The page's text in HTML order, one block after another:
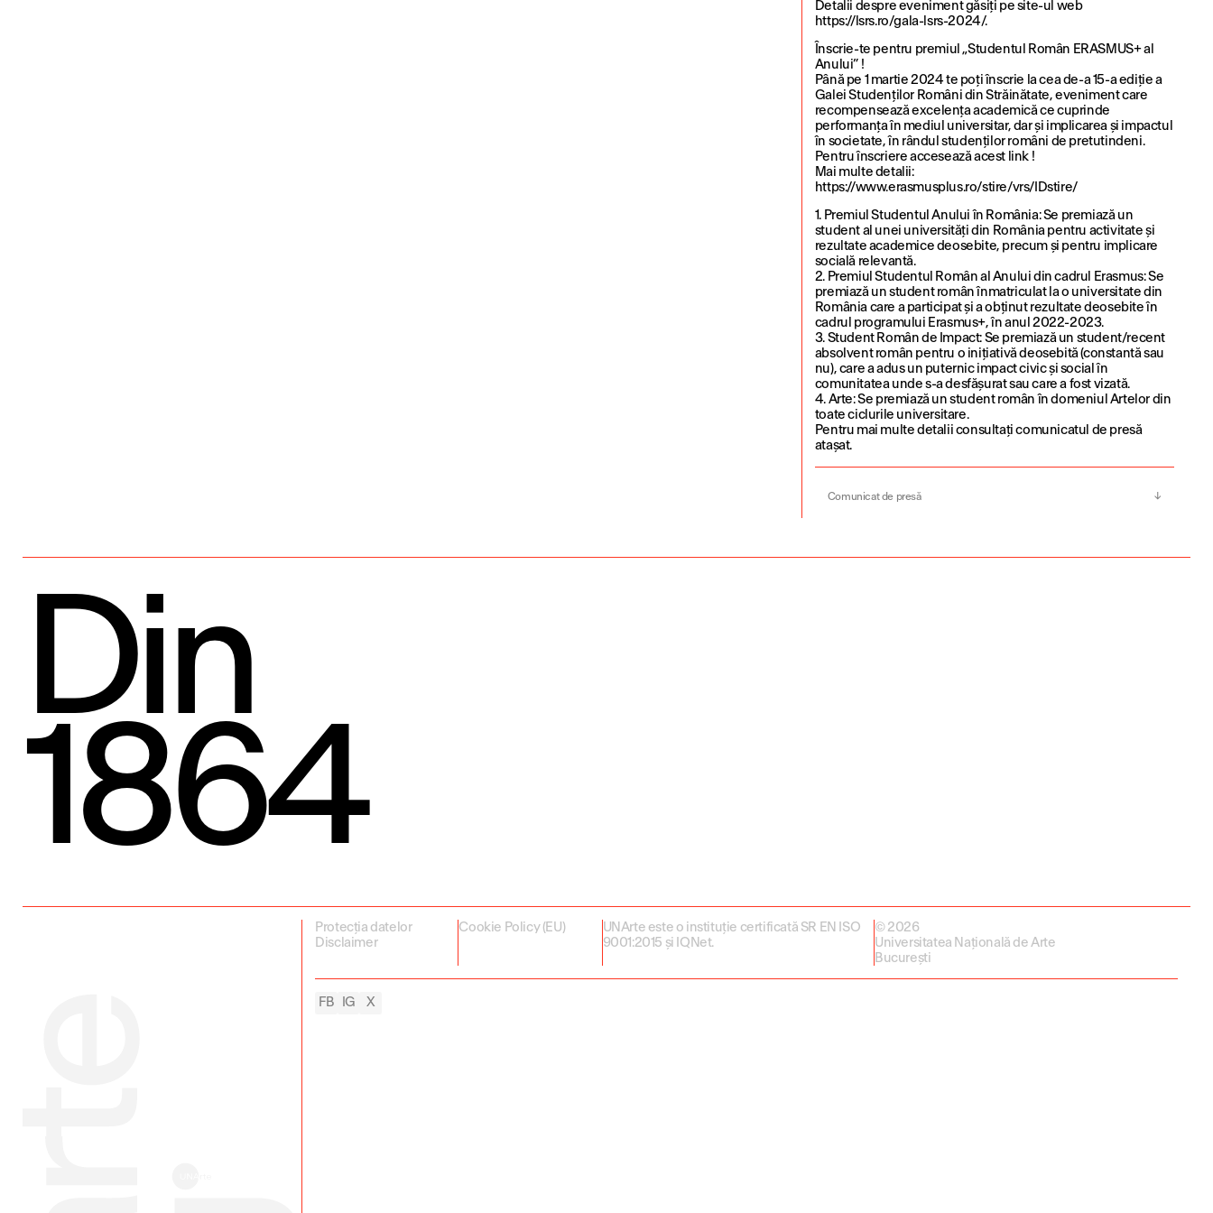
Detalii despre eveniment găsiți pe site-ul web
https://lsrs.ro/gala-lsrs-2024/.
Înscrie-te pentru premiul „Studentul Român ERASMUS+ al
Anului” !
Până pe 1 martie 2024 te poți înscrie la cea de-a 15-a ediție a
Galei Studenților Români din Străinătate, eveniment care
recompensează excelența academică ce cuprinde
performanța în mediul universitar, dar și implicarea și impactul
în societate, în rândul studenților români de pretutindeni.
Pentru înscriere accesează acest link !
Mai multe detalii:
https://www.erasmusplus.ro/stire/vrs/IDstire/
1. Premiul Studentul Anului în România: Se premiază un
student al unei universități din România pentru activitate și
rezultate academice deosebite, precum și pentru implicare
socială relevantă.
2. Premiul Studentul Român al Anului din cadrul Erasmus: Se
premiază un student român înmatriculat la o universitate din
România care a participat și a obținut rezultate deosebite în
cadrul programului Erasmus+, în anul 2022-2023.
3. Student Român de Impact: Se premiază un student/recent
absolvent român pentru o inițiativă deosebită (constantă sau
nu), care a adus un puternic impact civic și social în
comunitatea unde s-a desfășurat sau care a fost vizată.
4. Arte: Se premiază un student român în domeniul Artelor din
toate ciclurile universitare.
Pentru mai multe detalii consultați comunicatul de presă
atașat.
Comunicat de presă
Din
1864
Protecția datelor
Disclaimer
Cookie Policy (EU)
UNArte este o instituție certificată SR EN ISO
9001:2015 și IQNet.
© 2026
Universitatea Națională de Arte
București
FB IG X